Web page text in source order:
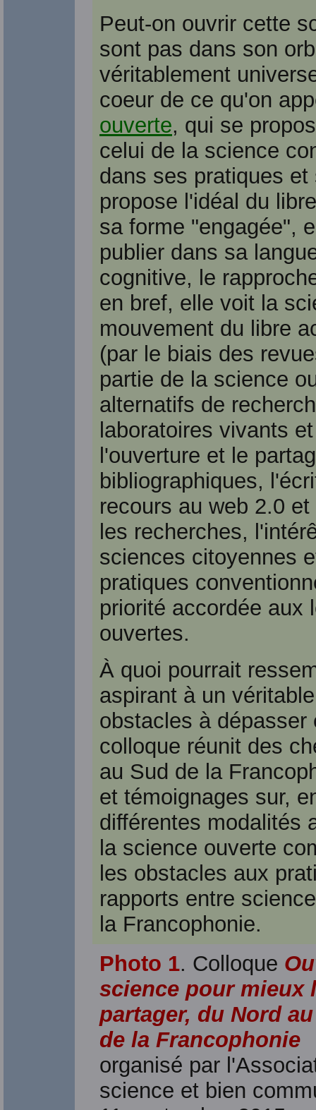
Peut-on ouvrir cette
sont pas dans son
véritablement
coeur de ce qu'on
ouverte, qui se
celui de la science
dans ses pratiques
propose l'idéal du
sa forme "engagée",
publier dans sa
cognitive, le
en bref, elle voit la
mouvement du libre
(par le biais des
partie de la science
alternatifs de
laboratoires vivants
l'ouverture et le
bibliographiques,
recours au web 2.0
les recherches,
sciences citoyennes
pratiques
priorité accordée aux
ouvertes.
À quoi pourrait
aspirant à un
obstacles à
colloque réunit des
au Sud de la
et témoignages sur,
différentes modalités
la science ouverte
les obstacles aux
rapports entre
la Francophonie.
Photo 1. Colloque
science pour mieux
partager, du Nord
de la Francophonie
organisé par
science et bien